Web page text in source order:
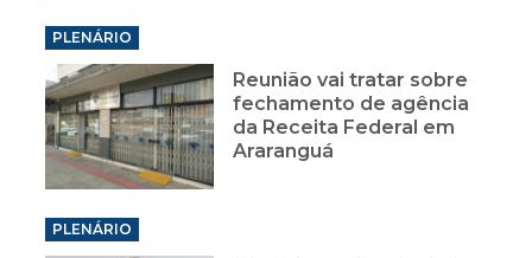
PLENÁRIO
Reunião vai tratar sobre
fechamento de agência
da Receita Federal em
Araranguá
PLENÁRIO